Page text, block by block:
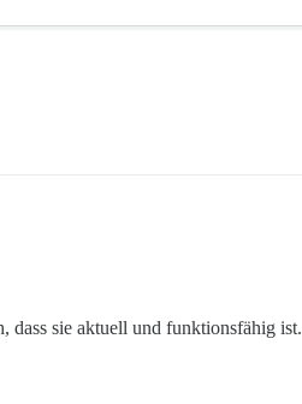
dass sie aktuell und funktionsfähig ist.